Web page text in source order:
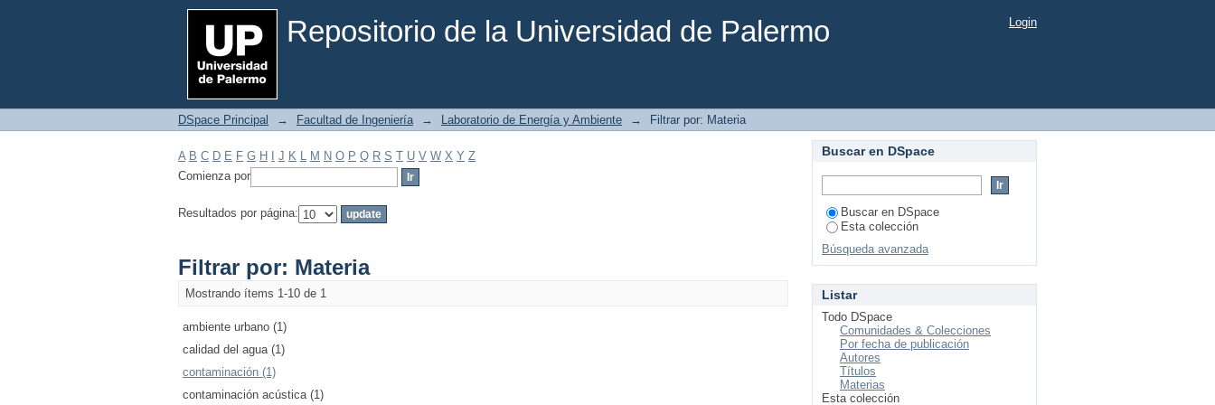
Repositorio de la Universidad de Palermo
Filtrar por: Materia Login
DSpace Principal → Facultad de Ingeniería → Laboratorio de Energía y Ambiente → Filtrar por: Materia
A B C D E F G H J K L M N O P Q R S T U V W X Y Z
Comienza por
Resultados por página:
Filtrar por: Materia
Mostrando ítems 1-10 de 1
ambiente urbano (1)
calidad del agua (1)
contaminación (1)
contaminación acústica (1)
Buscar en DSpace
Buscar en DSpace
Esta colección
Búsqueda avanzada
Listar
Todo DSpace
Comunidades & Colecciones
Por fecha de publicación
Autores
Títulos
Materias
Esta colección